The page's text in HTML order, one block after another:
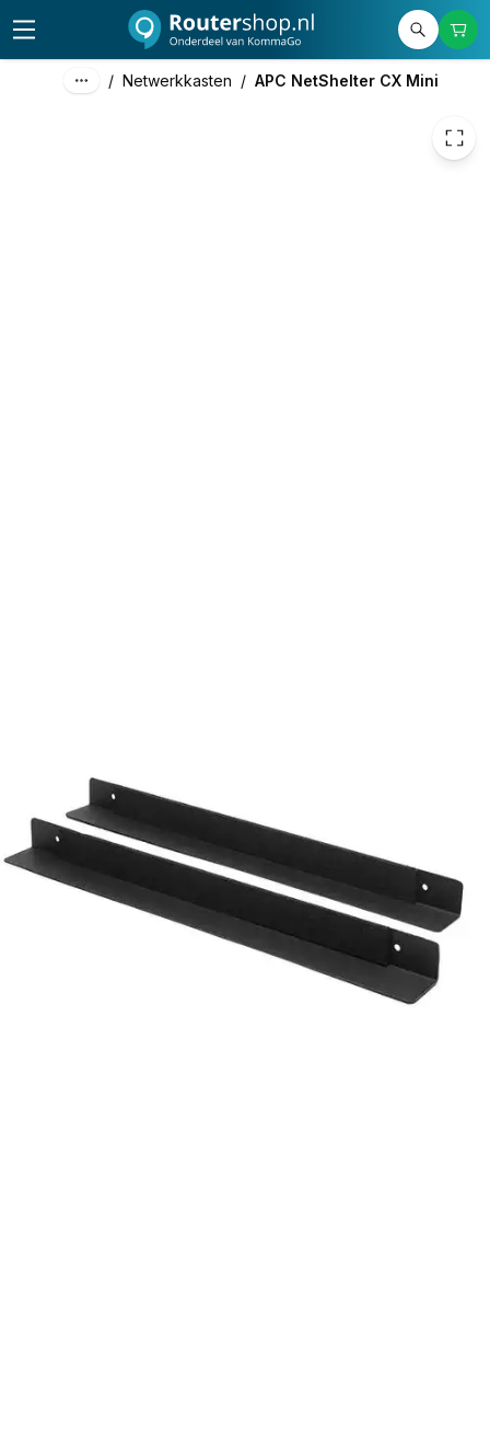
/ Netwerkkasten / APC NetShelter CX Mini
excl. btw
incl. btw